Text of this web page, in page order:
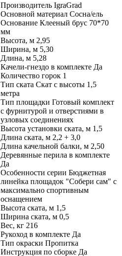
Производитель IgraGrad
Основной материал Сосна/ель
Основание Клееный брус 70*70
мм
Высота, м 2,95
Ширина, м 5,30
Длина, м 5,28
Качели-гнездо в комплекте Да
Количество горок 1
Тип ската Скат с высоты 1,5
метра
Тип площадки Готовый комплект
с фурнитурой и отверстиями в
узловых соединениях
Высота установки ската, м 1,5
Длина ската, м 2,2 + 3,0
Длина качельной балки, м 2,50
Деревянные перила в комплекте
Да
Особенности серии Бюджетная
линейка площадок "Собери сам" с
максимально спортивным
оснащением
Высота ската, м 1,5
Ширина ската, м 0,5
Вес, кг 216
Рукоход в комплекте Да
Тип окраски Пропитка
Инструкция по сборке Да